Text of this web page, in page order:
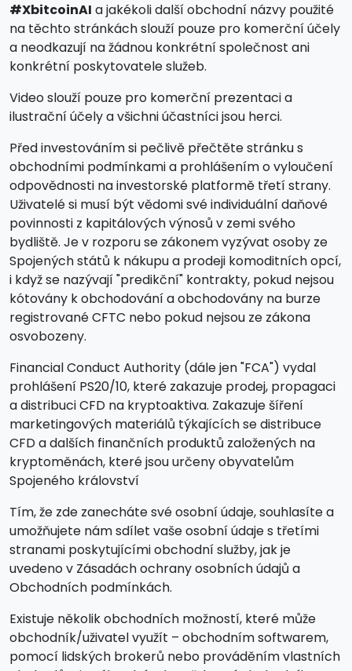
#XbitcoinAI a jakékoli další obchodní názvy použité
na těchto stránkách slouží pouze pro komerční účely
a neodkazují na žádnou konkrétní společnost ani
konkrétní poskytovatele služeb.
Video slouží pouze pro komerční prezentaci a
ilustrační účely a všichni účastníci jsou herci.
Před investováním si pečlivě přečtěte stránku s
obchodními podmínkami a prohlášením o vyloučení
odpovědnosti na investorské platformě třetí strany.
Uživatelé si musí být vědomi své individuální daňové
povinnosti z kapitálových výnosů v zemi svého
bydliště. Je v rozporu se zákonem vyzývat osoby ze
Spojených států k nákupu a prodeji komoditních opcí,
i když se nazývají "predikční" kontrakty, pokud nejsou
kótovány k obchodování a obchodovány na burze
registrované CFTC nebo pokud nejsou ze zákona
osvobozeny.
Financial Conduct Authority (dále jen "FCA") vydal
prohlášení PS20/10, které zakazuje prodej, propagaci
a distribuci CFD na kryptoaktiva. Zakazuje šíření
marketingových materiálů týkajících se distribuce
CFD a dalších finančních produktů založených na
kryptoměnách, které jsou určeny obyvatelům
Spojeného království
Tím, že zde zanecháte své osobní údaje, souhlasíte a
umožňujete nám sdílet vaše osobní údaje s třetími
stranami poskytujícími obchodní služby, jak je
uvedeno v Zásadách ochrany osobních údajů a
Obchodních podmínkách.
Existuje několik obchodních možností, které může
obchodník/uživatel využít – obchodním softwarem,
pomocí lidských brokerů nebo prováděním vlastních